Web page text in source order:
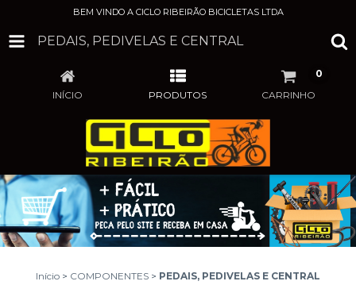
BEM VINDO A CICLO RIBEIRÃO BICICLETAS LTDA
PEDAIS, PEDIVELAS E CENTRAL
INÍCIO PRODUTOS CARRINHO
0
Início > COMPONENTES > PEDAIS, PEDIVELAS E CENTRAL